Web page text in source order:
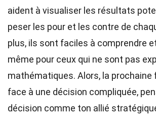
aident à visualiser les résultats
peser les pour et les contre de
plus, ils sont faciles à comprendre
même pour ceux qui ne sont pas
mathématiques. Alors, la prochaine
face à une décision compliquée,
décision comme ton allié